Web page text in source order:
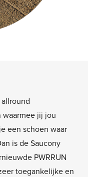
waarmee jij jou
een schoen waar
is de Saucony
PWRRUN
toegankelijke en